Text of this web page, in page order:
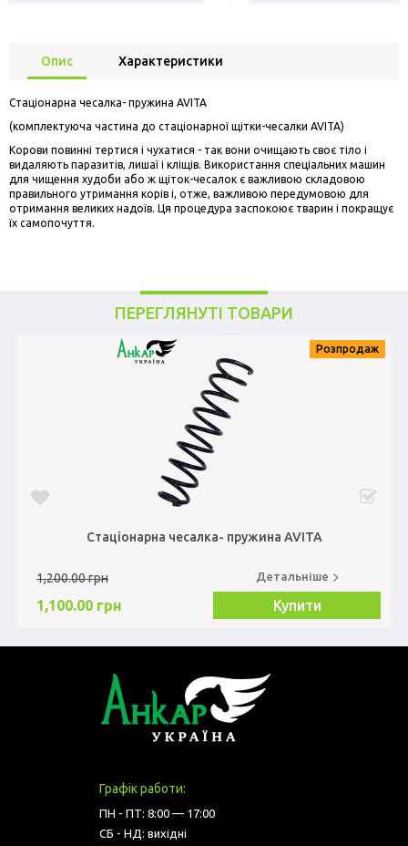
Опис Характеристики
Стаціонарна чесалка- пружина AVITA
(комплектуюча частина до стаціонарної щітки-чесалки AVITA)
Корови повинні тертися і чухатися - так вони очищають своє тіло і
видаляють паразитів, лишаї і кліщів. Використання спеціальних машин
для чищення худоби або ж щіток-чесалок є важливою складовою
правильного утримання корів і, отже, важливою передумовою для
отримання великих надоїв. Ця процедура заспокоює тварин і покращує
їх самопочуття.
ПЕРЕГЛЯНУТІ ТОВАРИ
Розпродаж
Стаціонарна чесалка- пружина AVITA
1,200.00 грн
1,100.00 грн
Детальніше
Купити
Графік работи:
ПН - ПТ: 8:00 — 17:00
СБ - НД: вихідні